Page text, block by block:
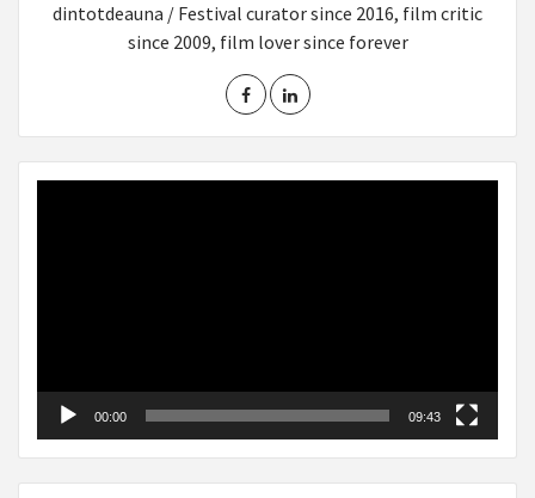
dintotdeauna / Festival curator since 2016, film critic
since 2009, film lover since forever
00:00 09:43